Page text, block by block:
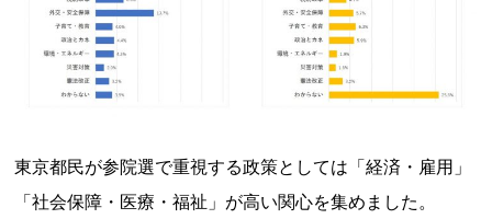
東京都民が参院選で重視する政策としては「経済・雇用」
「社会保障・医療・福祉」が高い関心を集めました。